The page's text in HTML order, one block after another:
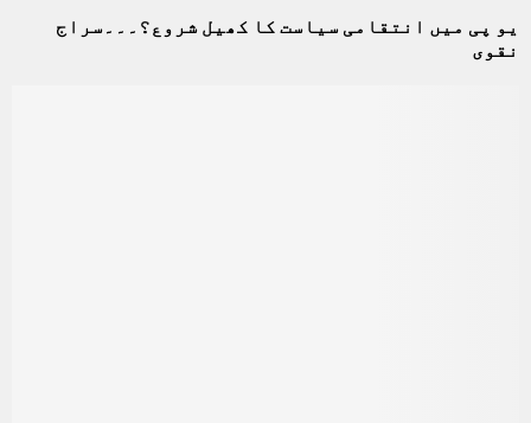
یو پی میں انتقامی سیاست کا کھیل شروع؟۔۔۔سراج
نقوی